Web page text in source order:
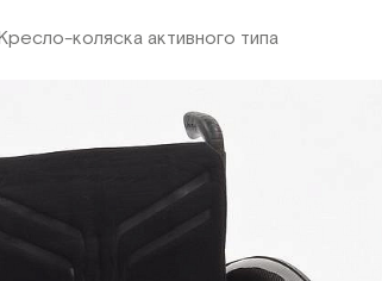
коляска активного типа